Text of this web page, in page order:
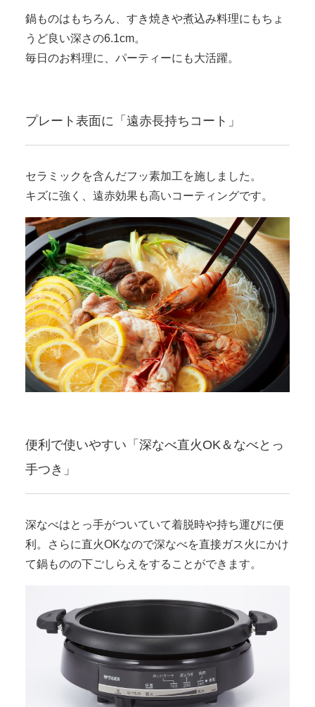
鍋ものはもちろん、すき焼きや煮込み料理にもちょ
うど良い深さの6.1cm。
毎日のお料理に、パーティーにも大活躍。
プレート表面に「遠赤長持ちコート」
セラミックを含んだフッ素加工を施しました。
キズに強く、遠赤効果も高いコーティングです。
便利で使いやすい「深なべ直火OK＆なべとっ
手つき」
深なべはとっ手がついていて着脱時や持ち運びに便
利。さらに直火OKなので深なべを直接ガス火にかけ
て鍋ものの下ごしらえをすることができます。